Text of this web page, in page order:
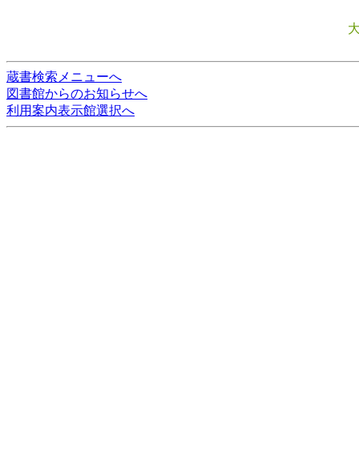
蔵書検索メニューへ
図書館からのお知らせへ
利用案内表示館選択へ